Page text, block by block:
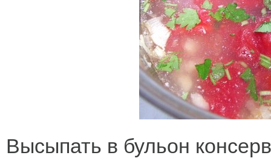
Высыпать в бульон